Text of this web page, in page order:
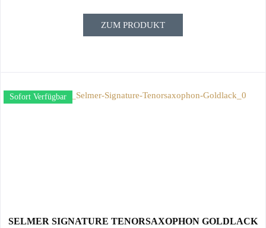
ZUM PRODUKT
Sofort Verfügbar
SELMER SIGNATURE TENORSAXOPHON GOLDLACK